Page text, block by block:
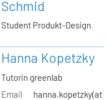
Schmid
Student Produkt-Design
Hanna Kopetzky
Tutorin greenlab
Email